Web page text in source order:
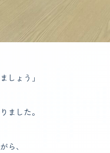
しょう」
ました。
ら、